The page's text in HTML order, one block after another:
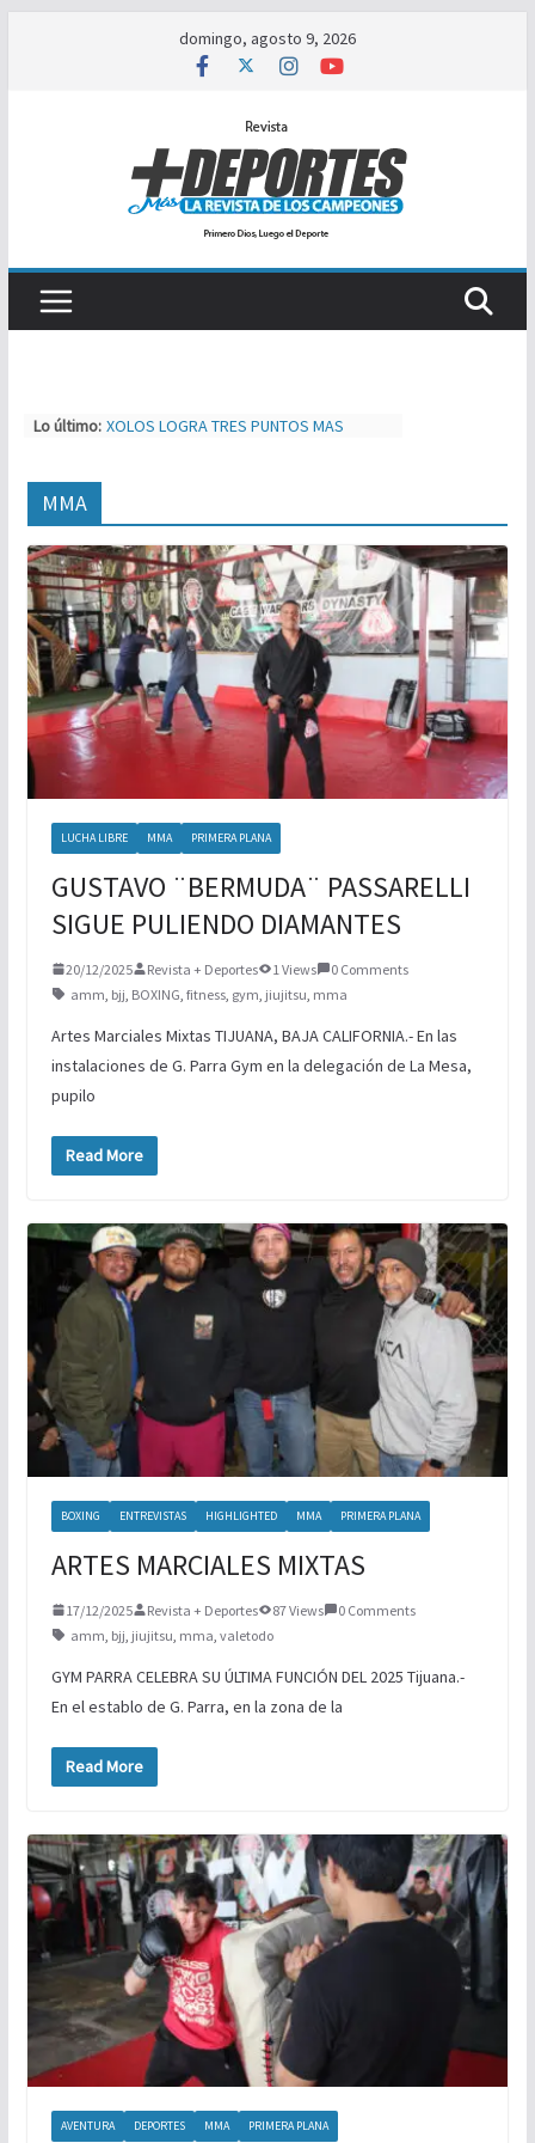
domingo, agosto 9, 2026
Lo último: XOLOS LOGRA TRES PUNTOS MAS
MXL
NUEVA ERA MAGFED SE CORONA EN
TORNEO DE PAINTBALL
BOXEO INTERNACIONAL
MMA
LUCHA LIBRE MMA PRIMERA PLANA
GUSTAVO ¨BERMUDA¨ PASSARELLI
SIGUE PULIENDO DIAMANTES
20/12/2025 Revista + Deportes 1 Views
0 Comments
amm bjj BOXING fitness, gym jiujitsu mma
Artes Marciales Mixtas TIJUANA, BAJA CALIFORNIA.- En las
instalaciones de G. Parra Gym en la delegación de La Mesa,
pupilo
Read More
BOXING ENTREVISTAS HIGHLIGHTED MMA PRIMERA PLANA
ARTES MARCIALES MIXTAS
17/12/2025 Revista + Deportes 87 Views
0 Comments
amm bjj jiujitsu mma valetodo
GYM PARRA CELEBRA SU ÚLTIMA FUNCIÓN DEL 2025 Tijuana.-
En el establo de G. Parra, en la zona de la
Read More
AVENTURA DEPORTES MMA PRIMERA PLANA